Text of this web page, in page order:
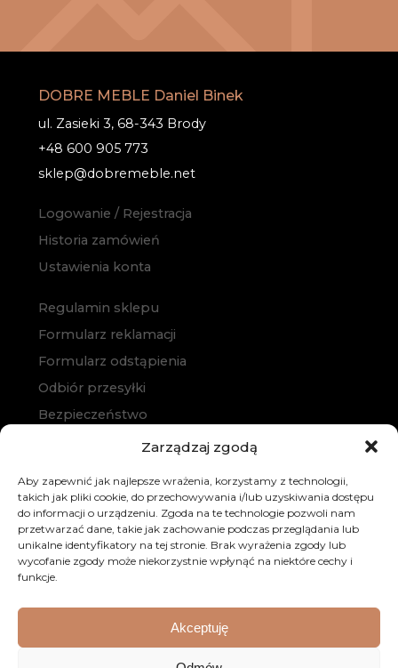
Zarządzaj zgodą
Aby zapewnić jak najlepsze wrażenia, korzystamy z technologii,
takich jak pliki cookie, do przechowywania i/lub uzyskiwania dostępu
do informacji o urządzeniu. Zgoda na te technologie pozwoli nam
przetwarzać dane, takie jak zachowanie podczas przeglądania lub
unikalne identyfikatory na tej stronie. Brak wyrażenia zgody lub
wycofanie zgody może niekorzystnie wpłynąć na niektóre cechy i
funkcje.
Akceptuję
DOBRE MEBLE Daniel Binek
ul. Zasieki 3, 68-343 Brody
+48 600 905 773
sklep@dobremeble.net
Logowanie / Rejestracja
Historia zamówień
Ustawienia konta
Regulamin sklepu
Formularz reklamacji
Formularz odstąpienia
Odbiór przesyłki
Bezpieczeństwo
Polityka prywatności
Zakup na raty
Kontakt